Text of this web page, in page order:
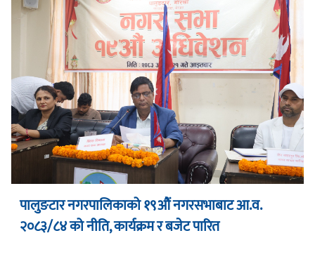
पालुङटार नगरपालिकाको १९औं नगरसभाबाट आ.व.
२०८३/८४ को नीति, कार्यक्रम र बजेट पारित